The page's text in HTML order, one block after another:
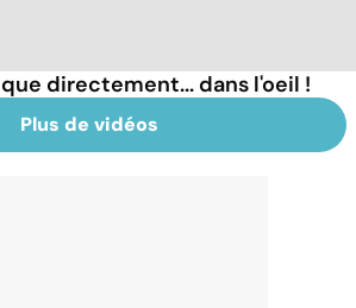
directement... dans l'oeil !
Plus de vidéos